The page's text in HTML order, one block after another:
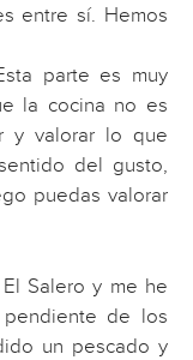
entre sí. Hemos
parte es muy
la cocina no es
y valorar lo que
del gusto,
puedas valorar
Salero y me he
de los
un pescado y